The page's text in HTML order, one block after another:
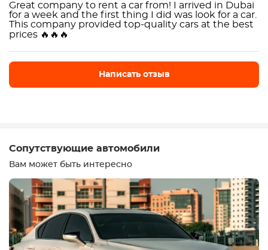
Great company to rent a car from! I arrived in Dubai
for a week and the first thing I did was look for a car.
This company provided top-quality cars at the best
prices 🔥🔥🔥
Написать отзыв
Сопутствующие автомобили
Вам может быть интересно